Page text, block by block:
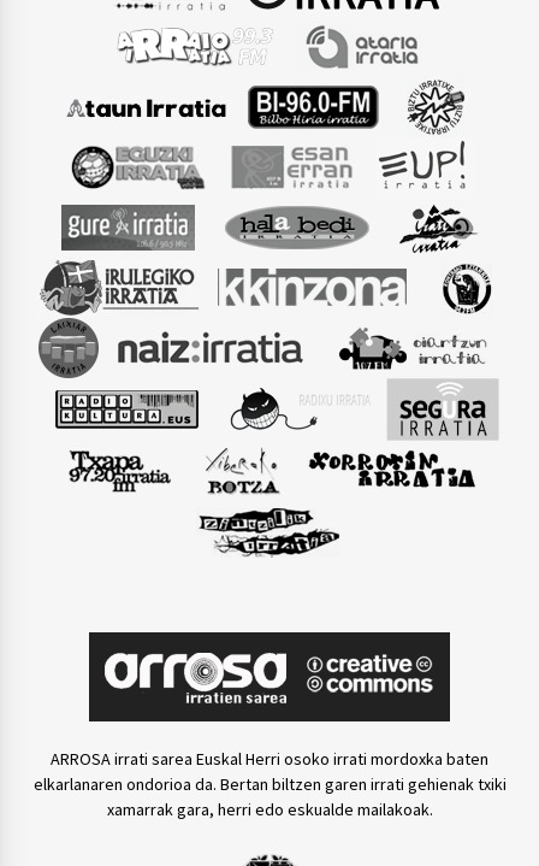
ARROSA irrati sarea Euskal Herri osoko irrati mordoxka baten
elkarlanaren ondorioa da. Bertan biltzen garen irrati gehienak txiki
xamarrak gara, herri edo eskualde mailakoak.